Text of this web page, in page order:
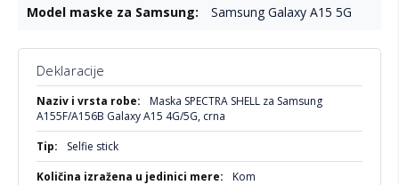
Samsung Galaxy A15 5G
Deklaracije
Više
informacija
Maska SPECTRA SHELL za Samsung
A155F/A156B Galaxy A15 4G/5G, crna
Selfie stick
Kom